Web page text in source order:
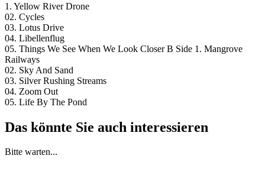
1. Yellow River Drone
02. Cycles
03. Lotus Drive
04. Libellenflug
05. Things We See When We Look Closer B Side 1. Mangrove
Railways
02. Sky And Sand
03. Silver Rushing Streams
04. Zoom Out
05. Life By The Pond
Das könnte Sie auch interessieren
Bitte warten...